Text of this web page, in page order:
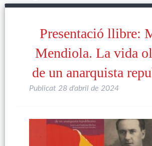
Presentació llibre:
Mendiola. La vida
de un anarquista
Publicat 28 d'abril de 2024